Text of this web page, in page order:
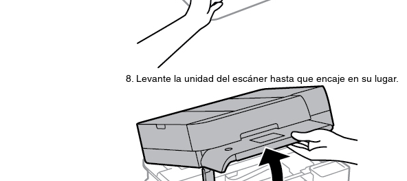
Levante la unidad del escáner hasta que encaje en su lugar.